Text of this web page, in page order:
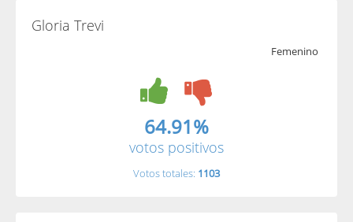
Gloria Trevi
Femenino
64.91%
votos positivos
Votos totales: 1103